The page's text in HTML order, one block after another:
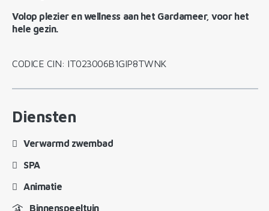
Volop plezier en wellness aan het Gardameer, voor het
hele gezin.
CODICE CIN: IT023006B1GIP8TWNK
Diensten
Verwarmd zwembad
SPA
Animatie
Binnenspeeltuin